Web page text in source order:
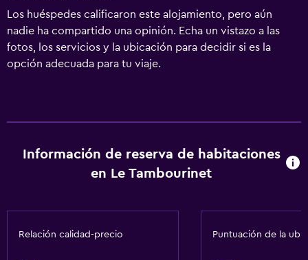
Los huéspedes calificaron este alojamiento, pero aún
nadie ha compartido una opinión. Echa un vistazo a las
fotos, los servicios y la ubicación para decidir si es la
opción adecuada para tu viaje.
Información de reserva de habitaciones
en Le Tambourinet
Relación calidad-precio Puntuación de la